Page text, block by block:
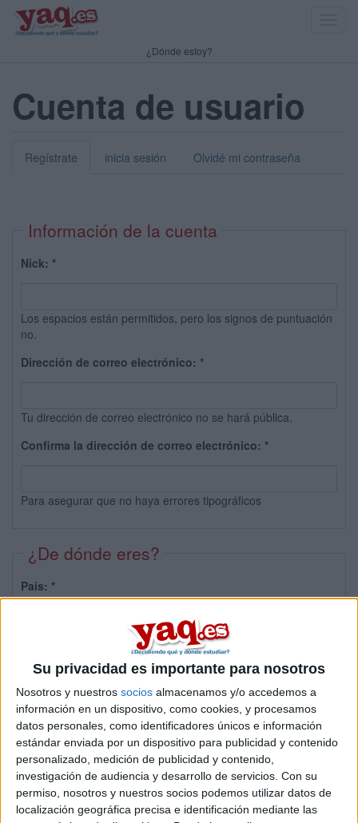
Su privacidad es importante para nosotros
Nosotros y nuestros socios almacenamos y/o accedemos a
información en un dispositivo, como cookies, y procesamos
datos personales, como identificadores únicos e información
estándar enviada por un dispositivo para publicidad y contenido
personalizado, medición de publicidad y contenido,
investigación de audiencia y desarrollo de servicios. Con su
permiso, nosotros y nuestros socios podemos utilizar datos de
localización geográfica precisa e identificación mediante las
¿Dónde estoy?
Cuenta de usuario
Regístrate inicia sesión Olvidé mi contraseña
Información de la cuenta
Nick: *
Los espacios están permitidos, pero los signos de puntuación
no.
Dirección de correo electrónico: *
Tu dirección de correo electrónico no se hará pública.
Confirma la dirección de correo electrónico: *
Para asegurar que no haya errores tipográficos
¿De dónde eres?
País: *
Sobre ti
Soy:*
Chico
Chica